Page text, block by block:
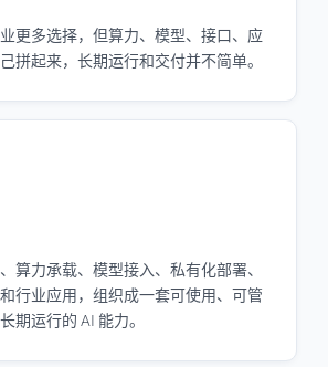
更多选择，但算力、模型、接口、应
拼起来，长期运行和交付并不简单。
算力承载、模型接入、私有化部署、
行业应用，组织成一套可使用、可管
期运行的 AI 能力。